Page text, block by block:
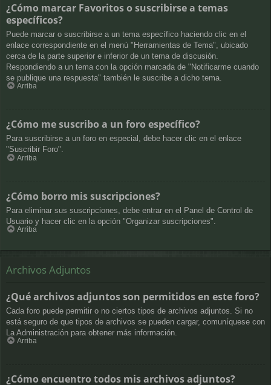
¿Cómo marcar Favoritos o suscribirse a temas
específicos?
Puede marcar o suscribirse a un tema específico haciendo clic en el
enlace correspondiente en el menú "Herramientas de Tema", ubicado
cerca de la parte superior e inferior de un tema de discusión.
Respondiendo a un tema con la opción marcada de "Notificarme cuando
se publique una respuesta" también le suscribe a dicho tema.
Arriba
¿Cómo me suscribo a un foro específico?
Para suscribirse a un foro en especial, debe hacer clic en el enlace
"Suscribir Foro".
Arriba
¿Cómo borro mis suscripciones?
Para eliminar sus suscripciones, debe entrar en el Panel de Control de
Usuario y hacer clic en la opción "Organizar suscripciones".
Arriba
Archivos Adjuntos
¿Qué archivos adjuntos son permitidos en este foro?
Cada foro puede permitir o no ciertos tipos de archivos adjuntos. Si no
está seguro de que tipos de archivos se pueden cargar, comuníquese con
La Administración para obtener más información.
Arriba
¿Cómo encuentro todos mis archivos adjuntos?